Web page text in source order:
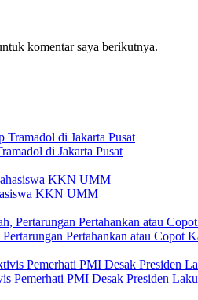
komentar saya berikutnya.
di Jakarta Pusat
KKN UMM
Pertahankan atau Copot
PMI Desak Presiden